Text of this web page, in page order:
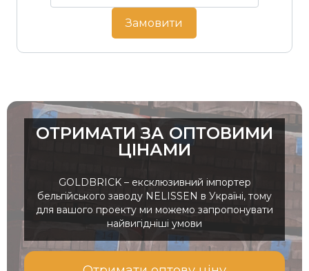
Замовити
ОТРИМАТИ ЗА ОПТОВИМИ
ЦІНАМИ
GOLDBRICK – ексклюзивний імпортер
бельгійського заводу NELISSEN в Україні, тому
для вашого проекту ми можемо запропонувати
найвигідніші умови